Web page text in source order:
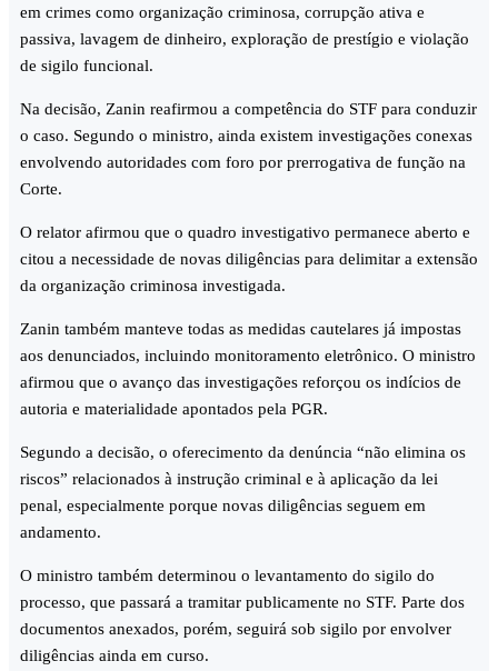
em crimes como organização criminosa, corrupção ativa e
passiva, lavagem de dinheiro, exploração de prestígio e violação
de sigilo funcional.
Na decisão, Zanin reafirmou a competência do STF para conduzir
o caso. Segundo o ministro, ainda existem investigações conexas
envolvendo autoridades com foro por prerrogativa de função na
Corte.
O relator afirmou que o quadro investigativo permanece aberto e
citou a necessidade de novas diligências para delimitar a extensão
da organização criminosa investigada.
Zanin também manteve todas as medidas cautelares já impostas
aos denunciados, incluindo monitoramento eletrônico. O ministro
afirmou que o avanço das investigações reforçou os indícios de
autoria e materialidade apontados pela PGR.
Segundo a decisão, o oferecimento da denúncia “não elimina os
riscos” relacionados à instrução criminal e à aplicação da lei
penal, especialmente porque novas diligências seguem em
andamento.
O ministro também determinou o levantamento do sigilo do
processo, que passará a tramitar publicamente no STF. Parte dos
documentos anexados, porém, seguirá sob sigilo por envolver
diligências ainda em curso.